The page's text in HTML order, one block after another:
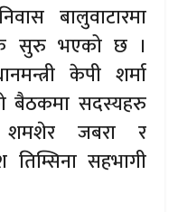
बालुवाटारमा
सुरु भएको छ ।
केपी शर्मा
बैठकमा सदस्यहरु
शमशेर जबरा र
तिम्सिना सहभागी